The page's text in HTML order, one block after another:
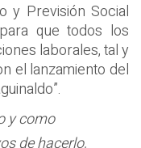
y Previsión Social
que todos los
laborales, tal y
el lanzamiento del
y como
de hacerlo,